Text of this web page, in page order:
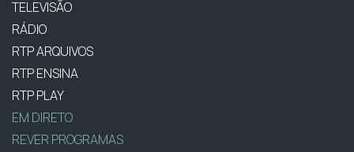
TELEVISÃO
RÁDIO
RTP ARQUIVOS
RTP ENSINA
RTP PLAY
EM DIRETO
REVER PROGRAMAS